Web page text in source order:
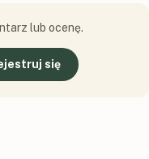
lub ocenę.
się